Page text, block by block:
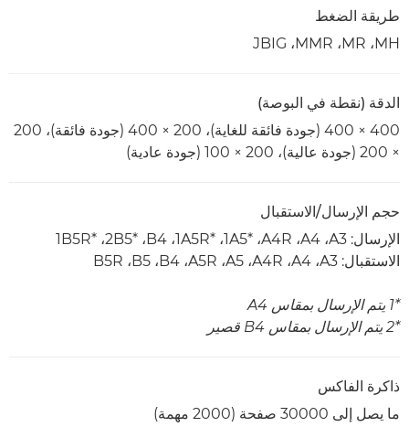
طريقة الضغط
MH‏، MR‏، MMR‏، JBIG
الدقة (نقطة في البوصة)
400 × 400 (جودة فائقة للغاية)، 200 × 400 (جودة فائقة)، 200
× 200 (جودة عالية)، 200 × 100 (جودة عادية)
حجم الإرسال/الاستقبال
الإرسال: A3،‏ A4،‏ A4R،‏ A5*‎‏1،‏ A5R*‎‏1‏‎،‏ B4،‏ B5*‎‏2،‏ B5R*‎‏1‏‎
الاستقبال: A3‏، A4‏، A4R‏، A5، ‏A5R‏، B4‏، B5‏، B5R
*1 يتم الإرسال بمقاس A4
*2 يتم الإرسال بمقاس B4 قصير
ذاكرة الفاكس
ما يصل إلى 30000 صفحة (2000 مهمة)